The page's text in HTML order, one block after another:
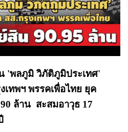
'พลภูมิ วิภัติภูมิประเทศ'
ทพฯ พรรคเพื่อไทย ยุค
ล้าน สะสมอาวุธ 17